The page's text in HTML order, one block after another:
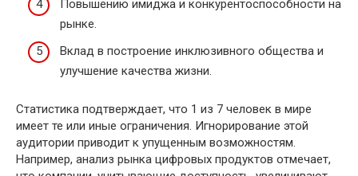
Повышению имиджа и конкурентоспособности на
рынке.
Вклад в построение инклюзивного общества и
улучшение качества жизни.
Статистика подтверждает, что 1 из 7 человек в мире
имеет те или иные ограничения. Игнорирование этой
аудитории приводит к упущенным возможностям.
Например, анализ рынка цифровых продуктов отмечает,